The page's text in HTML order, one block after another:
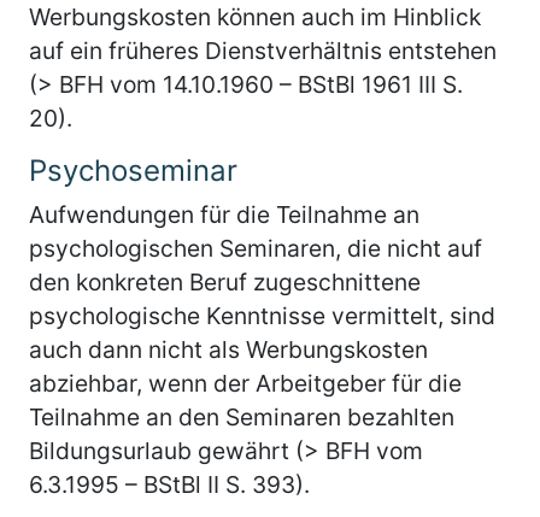
Werbungskosten können auch im Hinblick
auf ein früheres Dienstverhältnis entstehen
(> BFH vom 14.10.1960 – BStBl 1961 III S.
20).
Psychoseminar
Aufwendungen für die Teilnahme an
psychologischen Seminaren, die nicht auf
den konkreten Beruf zugeschnittene
psychologische Kenntnisse vermittelt, sind
auch dann nicht als Werbungskosten
abziehbar, wenn der Arbeitgeber für die
Teilnahme an den Seminaren bezahlten
Bildungsurlaub gewährt (> BFH vom
6.3.1995 – BStBl II S. 393).